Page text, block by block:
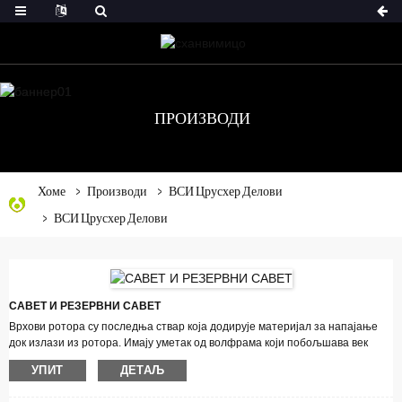
ПРОИЗВОДИ
Хоме Производи
ВСИ Црусхер Делови
ВСИ Црусхер Делови
САВЕТ И РЕЗЕРВНИ САВЕТ
Врхови ротора су последња ствар која додирује материјал за напајање
док излази из ротора. Имају уметак од волфрама који побољшава век
трајања. Често користимо век трајања врхова као референтну тачку за
остале делове ротора који се троше.
УПИТ ДЕТАЉ